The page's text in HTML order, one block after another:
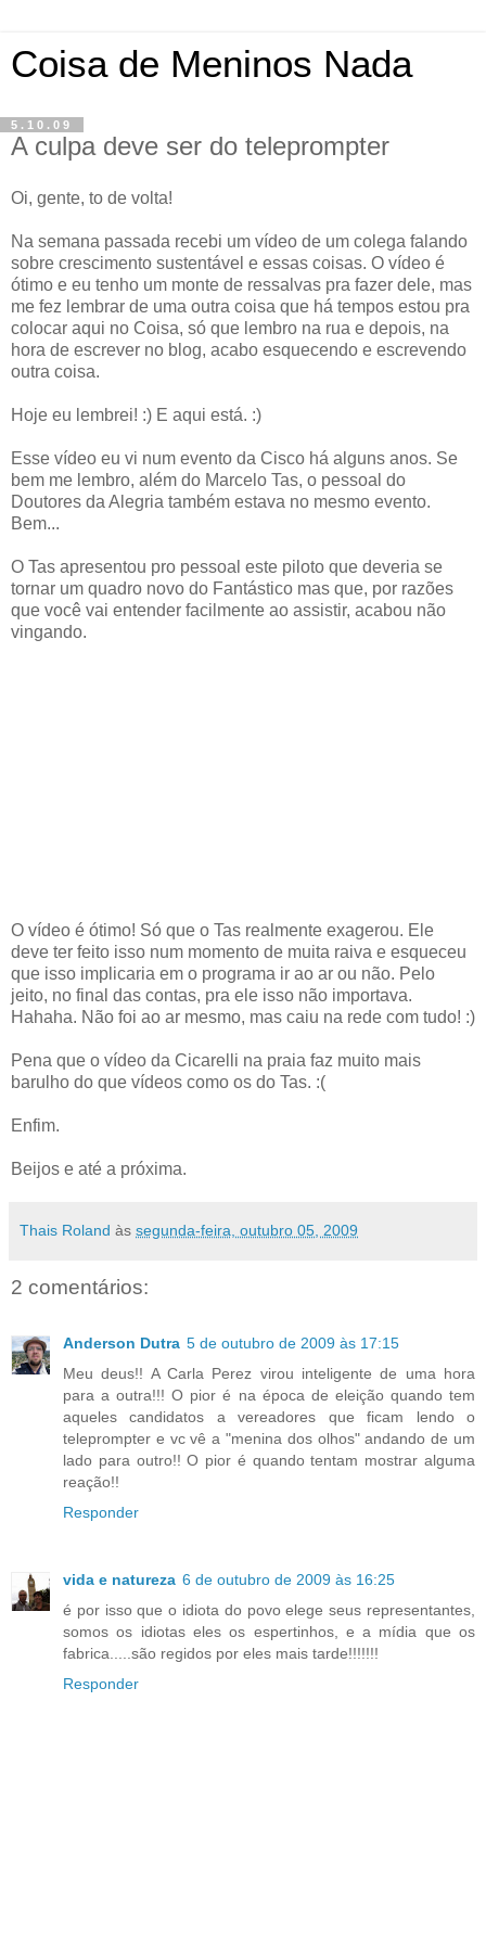
Coisa de Meninos Nada
5.10.09
A culpa deve ser do teleprompter
Oi, gente, to de volta!
Na semana passada recebi um vídeo de um colega falando
sobre crescimento sustentável e essas coisas. O vídeo é
ótimo e eu tenho um monte de ressalvas pra fazer dele, mas
me fez lembrar de uma outra coisa que há tempos estou pra
colocar aqui no Coisa, só que lembro na rua e depois, na
hora de escrever no blog, acabo esquecendo e escrevendo
outra coisa.
Hoje eu lembrei! :) E aqui está. :)
Esse vídeo eu vi num evento da Cisco há alguns anos. Se
bem me lembro, além do Marcelo Tas, o pessoal do
Doutores da Alegria também estava no mesmo evento.
Bem...
O Tas apresentou pro pessoal este piloto que deveria se
tornar um quadro novo do Fantástico mas que, por razões
que você vai entender facilmente ao assistir, acabou não
vingando.
O vídeo é ótimo! Só que o Tas realmente exagerou. Ele
deve ter feito isso num momento de muita raiva e esqueceu
que isso implicaria em o programa ir ao ar ou não. Pelo
jeito, no final das contas, pra ele isso não importava.
Hahaha. Não foi ao ar mesmo, mas caiu na rede com tudo! :)
Pena que o vídeo da Cicarelli na praia faz muito mais
barulho do que vídeos como os do Tas. :(
Enfim.
Beijos e até a próxima.
Thais Roland às segunda-feira, outubro 05, 2009
2 comentários:
Anderson Dutra 5 de outubro de 2009 às 17:15
Meu deus!! A Carla Perez virou inteligente de uma hora
para a outra!!! O pior é na época de eleição quando tem
aqueles candidatos a vereadores que ficam lendo o
teleprompter e vc vê a "menina dos olhos" andando de um
lado para outro!! O pior é quando tentam mostrar alguma
reação!!
Responder
vida e natureza 6 de outubro de 2009 às 16:25
é por isso que o idiota do povo elege seus representantes,
somos os idiotas eles os espertinhos, e a mídia que os
fabrica.....são regidos por eles mais tarde!!!!!!!
Responder